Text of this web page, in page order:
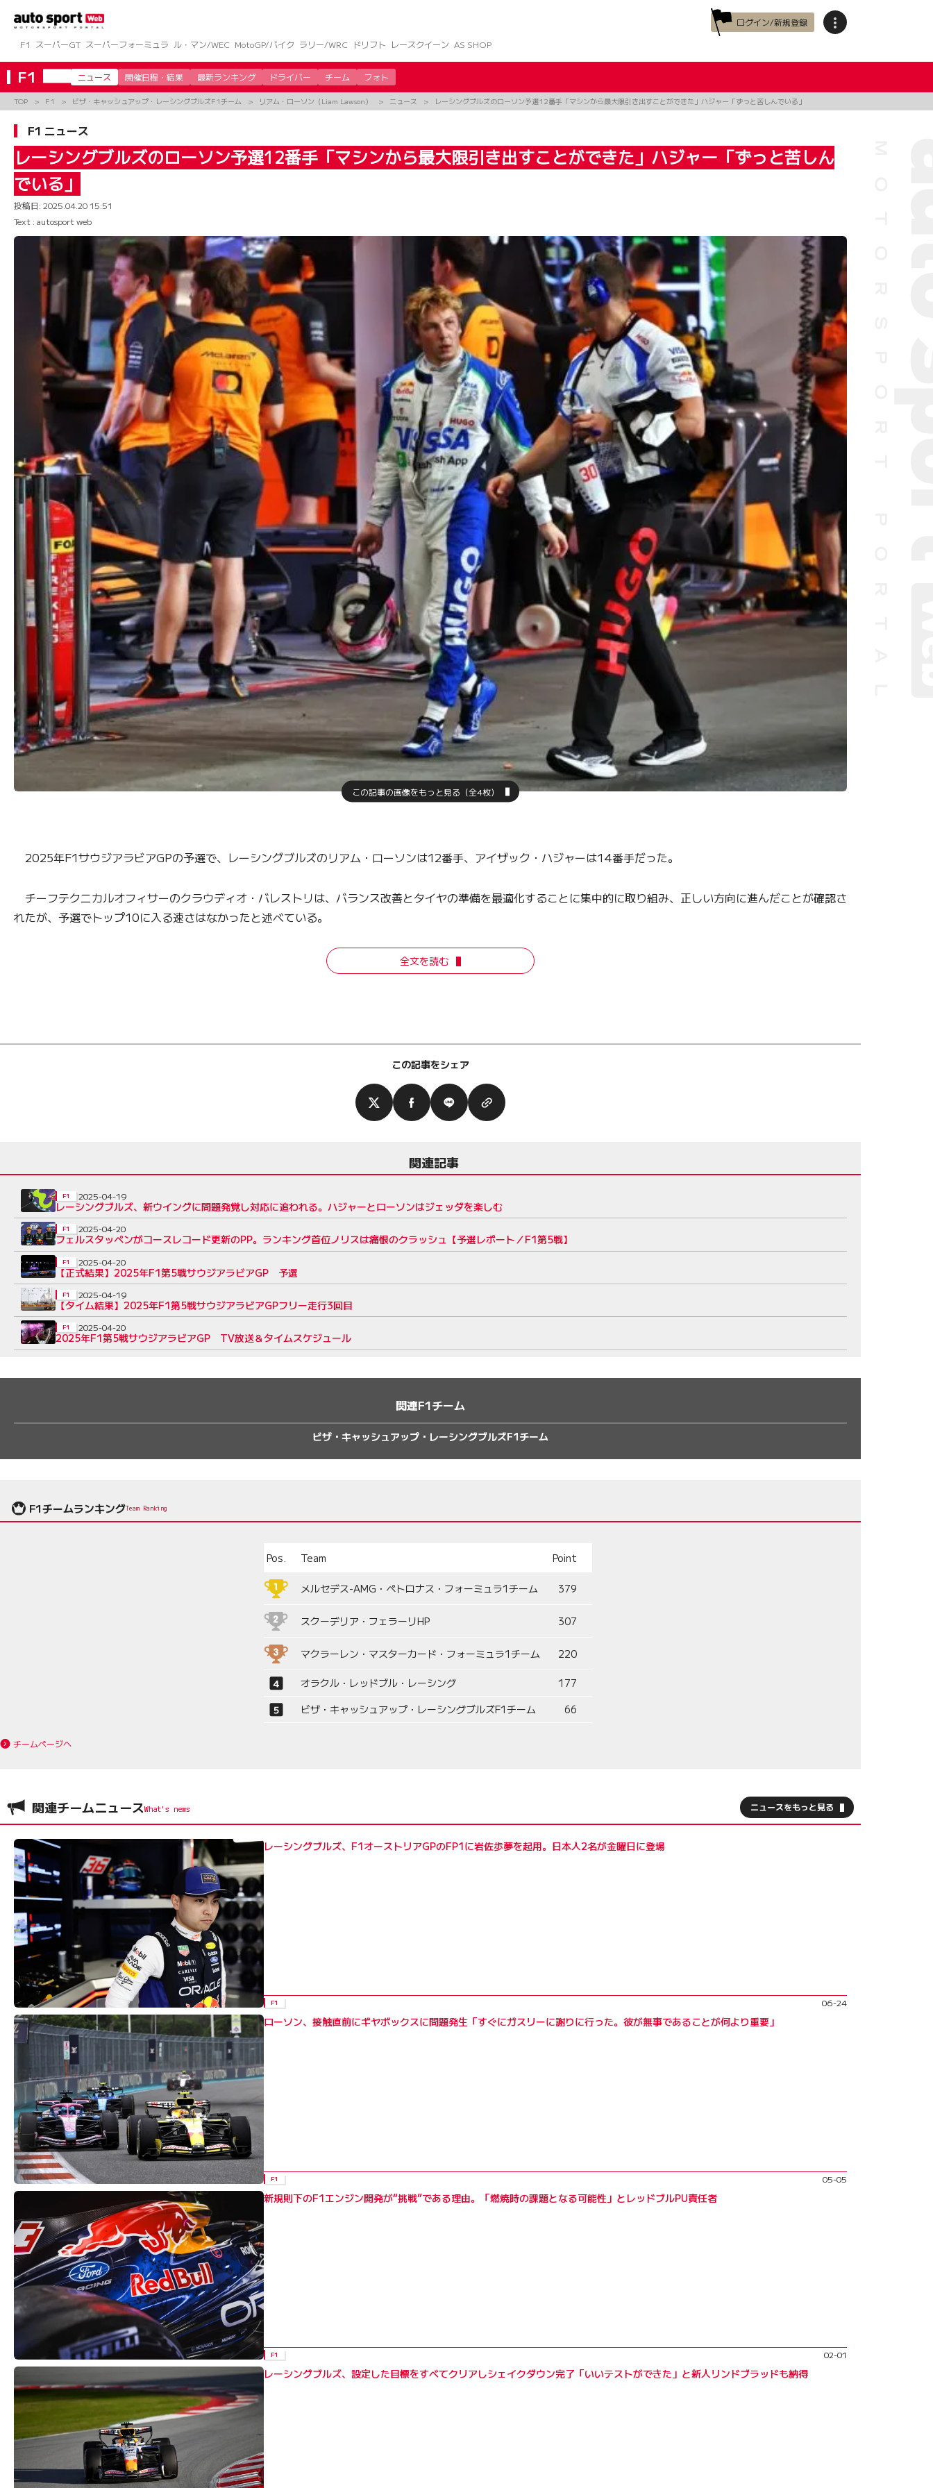
ツ
へ
ス
キ
ッ
ログイン/新規登録
F1
スーパーGT スーパーフォーミュラ ル・マン/WEC MotoGP/バイク ラリー/WRC ドリフト レースクイーン AS SHOP
F1 ニュース 開催日程・結果 最新ランキング ドライバー チーム フォト
TOP F1 ビザ・キャッシュアップ・レーシングブルズF1チーム リアム・ローソン（Liam Lawson） ニュース レーシングブルズのローソン予選12番手「マシンから最大限引き出すことができた」ハジャー「ずっと苦しんでいる」
F1 ニュース
レーシングブルズのローソン予選12番手「マシンから最大限引き出すことができた」ハジャー「ずっと苦しん
でいる」
投稿日: 2025.04.20 15:51
Text : autosport web
この記事の画像をもっと見る（全4枚）
2025年F1サウジアラビアGPの予選で、レーシングブルズのリアム・ローソンは12番手、アイザック・ハジャーは14番手だった。
チーフテクニカルオフィサーのクラウディオ・バレストリは、バランス改善とタイヤの準備を最適化することに集中的に取り組み、正しい方向に進んだことが確認さ
れたが、予選でトップ10に入る速さはなかったと述べている。
全文を読む
この記事をシェア
関連記事
レーシングブルズ、新ウイングに問題発覚し対応に追われる。ハジャーとローソンはジェッダを楽しむ
F1 2025-04-19
フェルスタッペンがコースレコード更新のPP。ランキング首位ノリスは痛恨のクラッシュ【予選レポート／F1第5戦】
F1 2025-04-20
【正式結果】2025年F1第5戦サウジアラビアGP 予選
F1 2025-04-20
【タイム結果】2025年F1第5戦サウジアラビアGPフリー走行3回目
F1 2025-04-19
2025年F1第5戦サウジアラビアGP TV放送＆タイムスケジュール
F1 2025-04-20
関連F1チーム
ビザ・キャッシュアップ・レーシングブルズF1チーム
F1チームランキングTeam Ranking
Pos. Team Point
メルセデス-AMG・ペトロナス・フォーミュラ1チーム 379
スクーデリア・フェラーリHP 307
マクラーレン・マスターカード・フォーミュラ1チーム 220
オラクル・レッドブル・レーシング
177
ビザ・キャッシュアップ・レーシングブルズF1チーム
66
チームページへ
関連チームニュース ニュースをもっと見る
レーシングブルズ、F1オーストリアGPのFP1に岩佐歩夢を起用。日本人2名が金曜日に登場
F1 06-24
ローソン、接触直前にギヤボックスに問題発生「すぐにガスリーに謝りに行った。彼が無事であることが何より重要」
F1 05-05
新規則下のF1エンジン開発が“挑戦”である理由。「燃焼時の課題となる可能性」とレッドブルPU責任者
F1 02-01
レーシングブルズ、設定した目標をすべてクリアしシェイクダウン完了「いいテストができた」と新人リンドブラッドも納得